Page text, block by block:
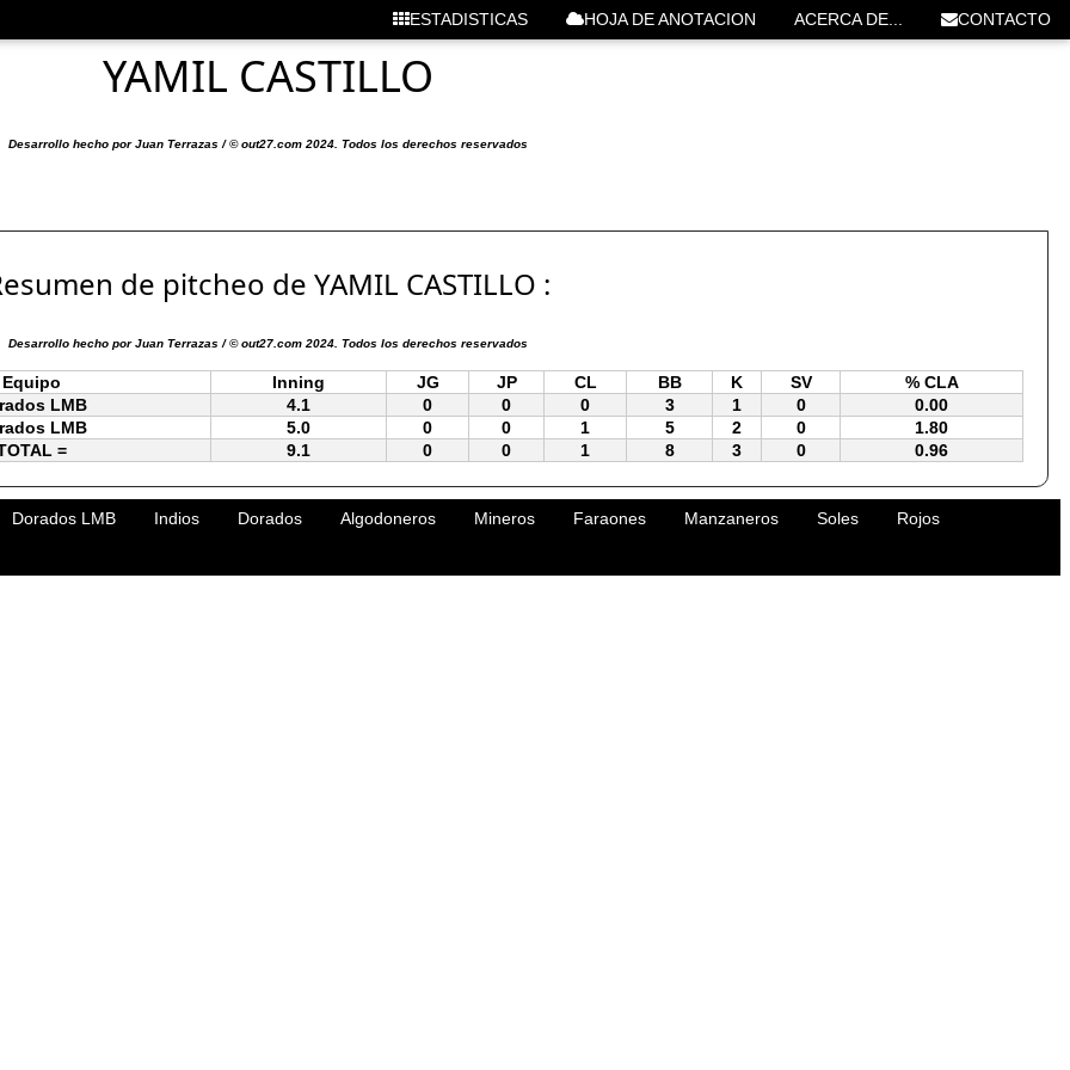
ESTADISTICAS HOJA DE ANOTACION ACERCA DE... CONTACTO
YAMIL CASTILLO
Desarrollo hecho por Juan Terrazas / © out27.com 2024. Todos los derechos reservados
de pitcheo de YAMIL CASTILLO :
Desarrollo hecho por Juan Terrazas / © out27.com 2024. Todos los derechos reservados
Equipo Inning JG JP CL BB K SV
% CLA
LMB 4.1 0 0 0 3 1 0
0.00
LMB 5.0 0 0 1 5 2 0
1.80
=
9.1 0 0 1 8 3 0 0.96
Dorados LMB Indios Dorados Algodoneros Mineros Faraones Manzaneros Soles
Rojos